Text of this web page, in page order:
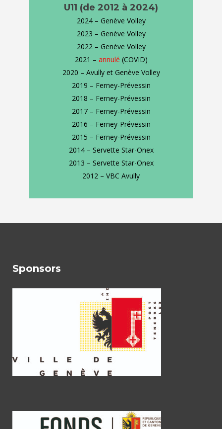
U11 (de 2012 à 2024)
2024 – Genève Volley
2023 – Genève Volley
2022 – Genève Volley
2021 – annulé (COVID)
2020 – Avully et Genève Volley
2019 – Ferney-Prévessin
2018 – Ferney-Prévessin
2017 – Ferney-Prévessin
2016 – Ferney-Prévessin
2015 – Ferney-Prévessin
2014 – Servette Star-Onex
2013 – Servette Star-Onex
2012 – VBC Avully
Sponsors